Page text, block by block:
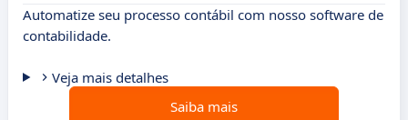
Automatize seu processo contábil com nosso software de
contabilidade.
Veja mais detalhes
Saiba mais